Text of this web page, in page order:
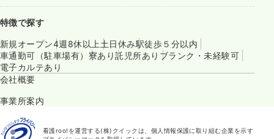
特徴で探す
新規オープン4週8休以上 土日休み駅徒歩５分以内
車通勤可（駐車場有） 寮あり託児所あり ブランク・未経験可
電子カルテあり
会社概要
事業所案内
看護roo!を運営する(株)クイックは、個人情報保護に取り組む企業を示す